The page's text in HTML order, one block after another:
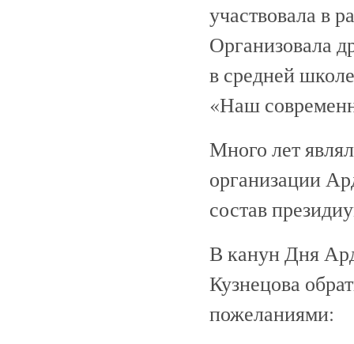
участвовала в
Организовала
в средней
«Наш
Много лет
организации
состав
В канун Дня
Кузнецова
пожеланиями: